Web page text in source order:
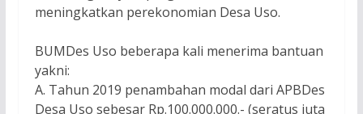
meningkatkan perekonomian Desa Uso.
BUMDes Uso beberapa kali menerima bantuan
yakni:
A. Tahun 2019 penambahan modal dari APBDes
Desa Uso sebesar Rp.100.000.000.- (seratus juta